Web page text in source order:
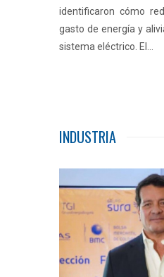
identificaron cómo
gasto de energía y
sistema eléctrico. El...
INDUSTRIA